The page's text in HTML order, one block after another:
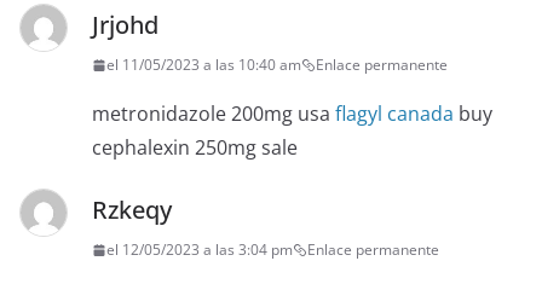
Jrjohd
el 11/05/2023 a las 10:40 am Enlace permanente
metronidazole 200mg usa flagyl canada buy
cephalexin 250mg sale
Rzkeqy
el 12/05/2023 a las 3:04 pm Enlace permanente